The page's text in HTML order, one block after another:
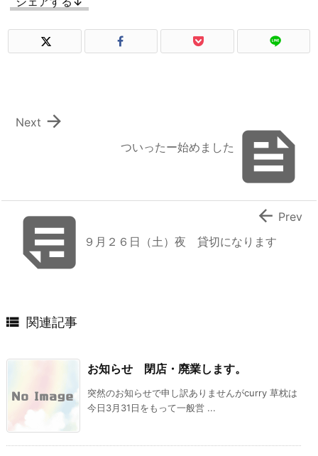

ついったー始めました

Next
 ９月２６日（土）夜 貸切になります
 Prev
 関連記事
お知らせ 閉店・廃業します。
突然のお知らせで申し訳ありませんがcurry 草枕は
今日3月31日をもって一般営 ...